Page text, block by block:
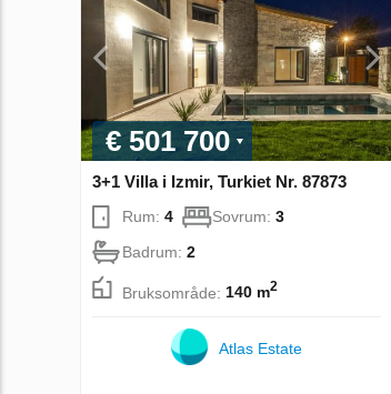
€ 501 700
3+1 Villa i Izmir, Turkiet Nr. 87873
Rum: 4 Sovrum: 3
Badrum: 2
Bruksområde: 140 m2
Atlas Estate